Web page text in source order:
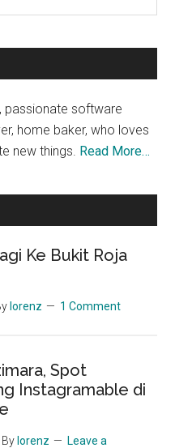
passionate software
home baker, who loves
new things. Read More…
Ke Bukit Roja
lorenz 1 Comment
Spot
Instagramable di
By lorenz
Leave a